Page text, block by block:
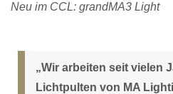
Neu im CCL: grandMA3 Light
„Wir arbeiten seit vielen
Lichtpulten von MA